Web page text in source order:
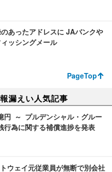
あったアドレスに JAバンクや
ッシングメール
PageTop
漏えい人気記事
円 ～ プルデンシャル・グルー
行為に関する補償進捗を発表
ウェイ元従業員が無断で別会社